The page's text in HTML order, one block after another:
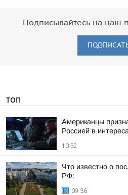
Подписывайтесь на наш
ТОП
Американцы
Россией в
10:52
Что известно о
РФ:
09:36